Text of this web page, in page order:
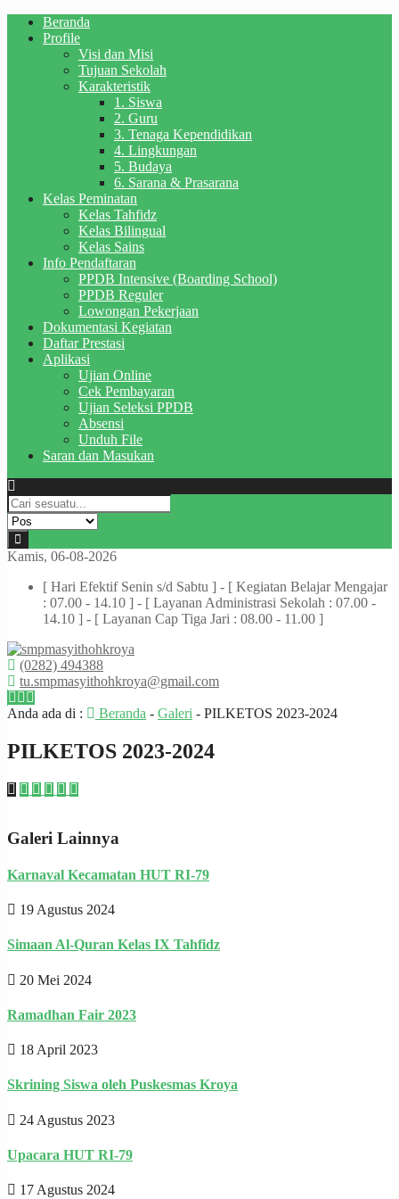
Beranda
Profile
Visi dan Misi
Tujuan Sekolah
Karakteristik
1. Siswa
2. Guru
3. Tenaga Kependidikan
4. Lingkungan
5. Budaya
6. Sarana & Prasarana
Kelas Peminatan
Kelas Tahfidz
Kelas Bilingual
Kelas Sains
Info Pendaftaran
PPDB Intensive (Boarding School)
PPDB Reguler
Lowongan Pekerjaan
Dokumentasi Kegiatan
Daftar Prestasi
Aplikasi
Ujian Online
Cek Pembayaran
Ujian Seleksi PPDB
Absensi
Unduh File
Saran dan Masukan
Kamis, 06-08-2026
[ Hari Efektif Senin s/d Sabtu ] - [ Kegiatan Belajar Mengajar
: 07.00 - 14.10 ] - [ Layanan Administrasi Sekolah : 07.00 -
14.10 ] - [ Layanan Cap Tiga Jari : 08.00 - 11.00 ]
(0282) 494388
tu.smpmasyithohkroya@gmail.com
Anda ada di : Beranda - Galeri - PILKETOS 2023-2024
PILKETOS 2023-2024
Galeri Lainnya
Karnaval Kecamatan HUT RI-79
19 Agustus 2024
Simaan Al-Quran Kelas IX Tahfidz
20 Mei 2024
Ramadhan Fair 2023
18 April 2023
Skrining Siswa oleh Puskesmas Kroya
24 Agustus 2023
Upacara HUT RI-79
17 Agustus 2024